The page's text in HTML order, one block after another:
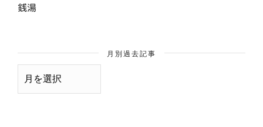
銭湯
月別過去記事
月